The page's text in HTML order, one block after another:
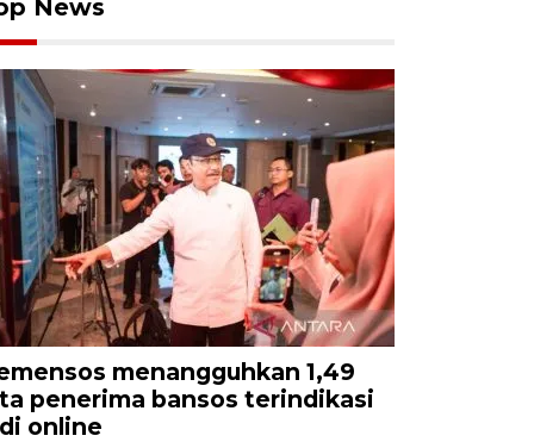
News
menangguhkan 1,49
penerima bansos terindikasi
online